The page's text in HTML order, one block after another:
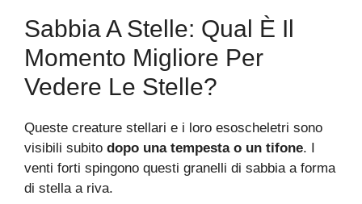
Sabbia A Stelle: Qual È Il
Momento Migliore Per
Vedere Le Stelle?
Queste creature stellari e i loro esoscheletri sono
visibili subito dopo una tempesta o un tifone. I
venti forti spingono questi granelli di sabbia a forma
di stella a riva.